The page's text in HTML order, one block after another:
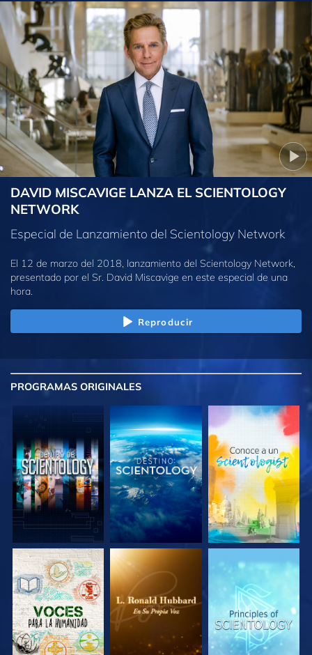
DAVID MISCAVIGE LANZA EL SCIENTOLOGY
NETWORK
Especial de Lanzamiento del Scientology Network
El 12 de marzo del 2018, lanzamiento del Scientology Network,
presentado por el Sr. David Miscavige en este especial de una
hora.
Reproducir
PROGRAMAS ORIGINALES
EXPLORA LAS
SERIES
EXPLORA LAS
SERIES
EXPLORA LAS
SERIES